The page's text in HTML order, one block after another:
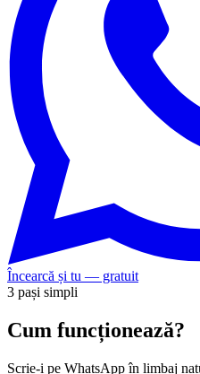
Încearcă și tu — gratuit
3 pași simpli
Cum funcționează?
Scrie-i pe WhatsApp în limbaj